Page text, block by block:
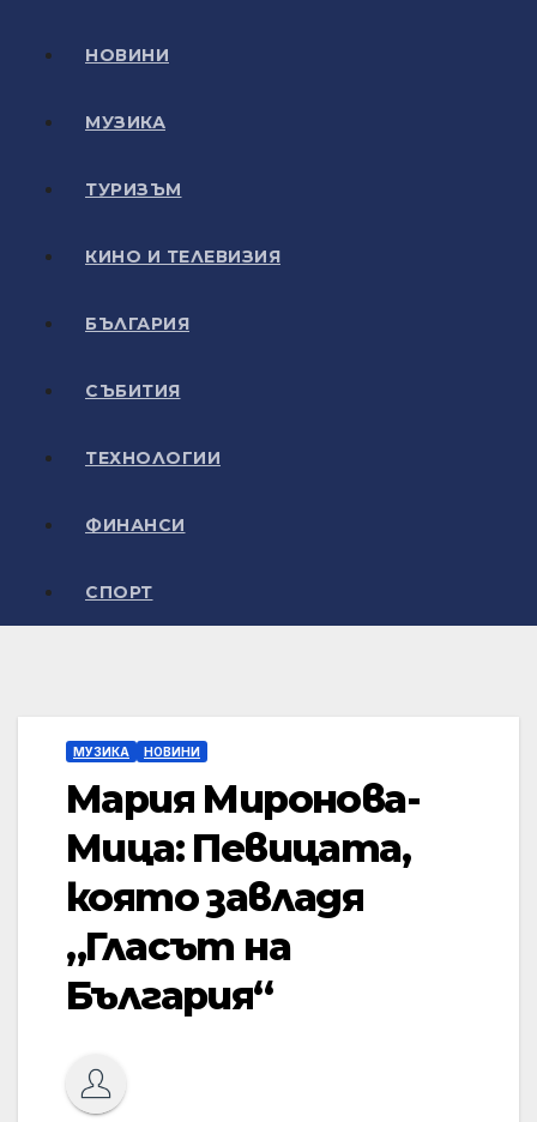
НОВИНИ
МУЗИКА
ТУРИЗЪМ
КИНО И ТЕЛЕВИЗИЯ
БЪЛГАРИЯ
СЪБИТИЯ
ТЕХНОЛОГИИ
ФИНАНСИ
СПОРТ
МУЗИКА НОВИНИ
Мария Миронова-
Мица: Певицата,
която завладя
„Гласът на
България“